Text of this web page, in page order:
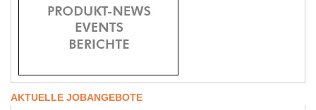
AKTUELLE JOBANGEBOTE